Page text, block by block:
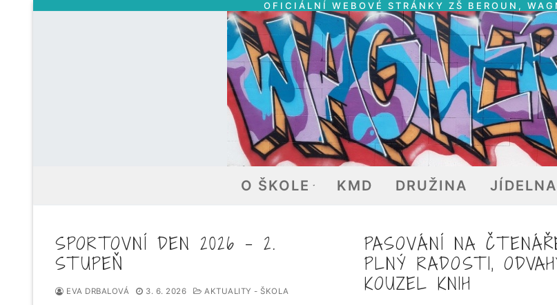
Přeskočit
OFICIÁLNÍ WEBOVÉ STRÁNKY ZŠ BEROUN,
O ŠKOLE KMD DRUŽINA JÍDELNA
SPORTOVNÍ DEN 2026 – 2.
STUPEŇ
EVA DRBALOVÁ 3. 6. 2026 AKTUALITY - ŠKOLA
PASOVÁNÍ NA
PLNÝ RADOSTI,
KOUZEL KNIH